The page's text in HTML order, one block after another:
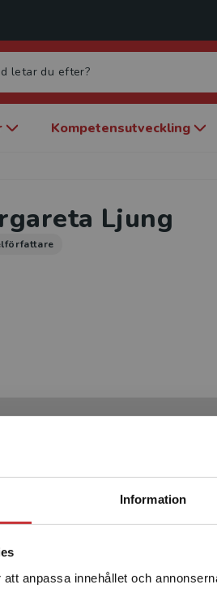
Information
anpassa innehållet och
Begränsad fraktregion
verkar som att du besöker
Kompetensutveckling
Ljung